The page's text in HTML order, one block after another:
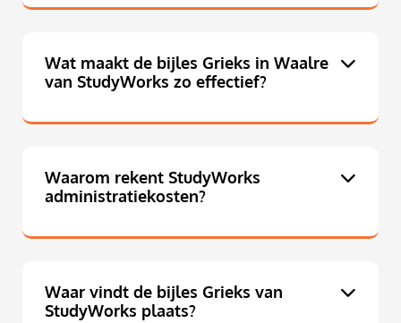
Wat maakt de bijles Grieks in Waalre
van StudyWorks zo effectief?
Waarom rekent StudyWorks
administratiekosten?
Waar vindt de bijles Grieks van
StudyWorks plaats?